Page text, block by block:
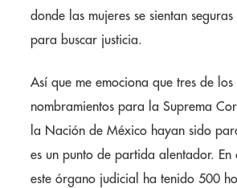
donde las mujeres se sientan
para buscar justicia.
Así que me emociona que tres de
nombramientos para la Suprema
la Nación de México hayan sido
es un punto de partida alentador. En
este órgano judicial ha tenido 500